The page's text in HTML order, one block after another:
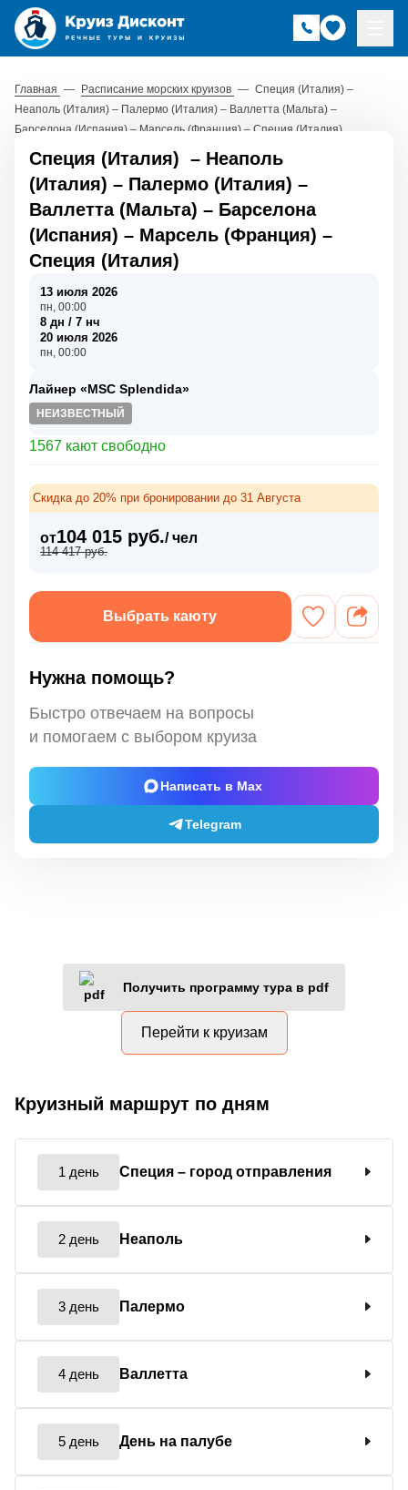
Главная — Расписание морских круизов — Специя (Италия) –
Неаполь (Италия) – Палермо (Италия) – Валлетта (Мальта) –
Барселона (Испания) – Марсель (Франция) – Специя (Италия)
Специя (Италия) – Неаполь
(Италия) – Палермо (Италия) –
Валлетта (Мальта) – Барселона
(Испания) – Марсель (Франция) –
Специя (Италия)
13 июля 2026
пн, 00:00
8 дн / 7 нч
20 июля 2026
пн, 00:00
Лайнер «MSC Splendida»
НЕИЗВЕСТНЫЙ
1567 кают свободно
Скидка до 20% при бронировании до 31 Августа
от104 015 руб./ чел
114 417 руб.
Выбрать каюту
Нужна помощь?
Быстро отвечаем на вопросы
и помогаем с выбором круиза
Написать в Max
Telegram
Получить программу тура в pdf
Перейти к круизам
Круизный маршрут по дням
1 день Специя – город отправления
2 день Неаполь
3 день Палермо
4 день Валлетта
5 день День на палубе